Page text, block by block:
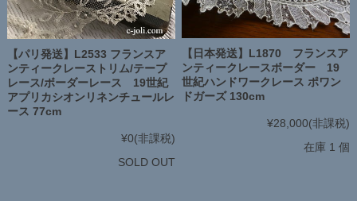
【パリ発送】L2533 フランスア
ンティークレーストリム/テープ
レース/ボーダーレース 19世紀
アプリカシオンリネンチュールレ
ース 77cm
¥0(非課税)
SOLD OUT
【日本発送】L1870 フランスア
ンティークレースボーダー 19
世紀ハンドワークレース ポワン
ドガーズ 130cm
¥28,000(非課税)
在庫 1 個